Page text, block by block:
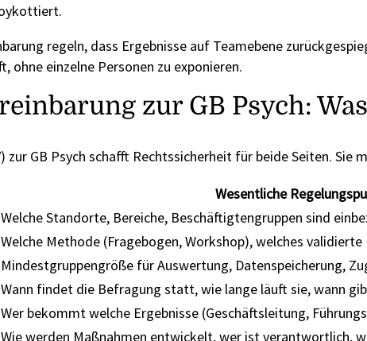
regeln, dass Ergebnisse auf Teamebene
ohne einzelne Personen zu exponieren.
zur GB Psych:
zur GB Psych schafft Rechtssicherheit für beide Seiten. Sie
Wesentliche
Welche Standorte, Bereiche, Beschäftigtengruppen sind
Welche Methode (Fragebogen, Workshop), welches
Mindestgruppengröße für Auswertung, Datenspeicherung,
Wann findet die Befragung statt, wie lange läuft sie, wann
Wer bekommt welche Ergebnisse (Geschäftsleitung,
Wie werden Maßnahmen entwickelt, wer ist verantwortlich,